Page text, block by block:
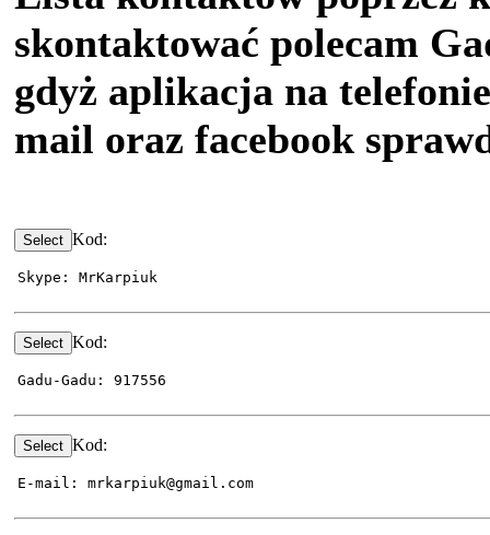
skontaktować polecam
gdyż aplikacja na telefonie
mail oraz facebook
Kod:
Skype: MrKarpiuk
Kod:
Gadu-Gadu: 917556
Kod:
E-mail: mrkarpiuk@gmail.com